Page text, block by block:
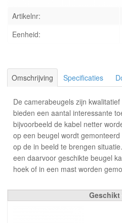
Artikelnr:
Eenheid:
Omschrijving Specificaties
De camerabeugels zijn
bieden een aantal interessante
bijvoorbeeld de kabel netter
op een beugel wordt
op de in beeld te brengen
een daarvoor geschikte beugel
hoek of in een mast worden
Geschikt